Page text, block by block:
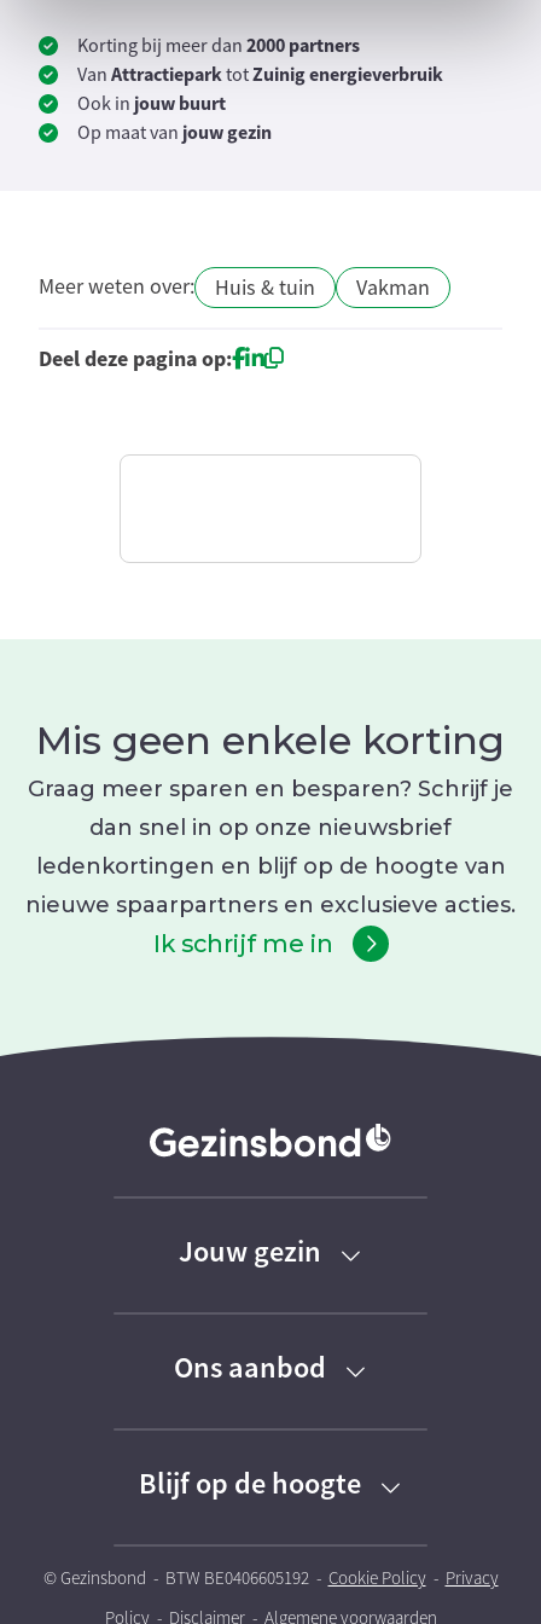
Korting bij meer dan 2000 partners
Van AttractieparktotZuinigenergieverbruik
Ook in jouw buurt
Op maat van jouw gezin
Meer weten over: Huis & tuin Vakman
Deel deze pagina op:
Mis geen enkele korting
Graag meer sparen en besparen? Schrijf je
dan snel in op onze nieuwsbrief
ledenkortingen en blijf op de hoogte van
nieuwe spaarpartners en exclusieve acties.
Ik schrijf me in
Jouw gezin
Baby
Peuter
Tiener
Ons aanbod
Kortingen
Activiteiten
Kinderoppasdienst
Blijf op de hoogte
Schrijf je in voor onze nieuwsbrieven
© Gezinsbond - BTW BE0406605192 - Cookie Policy- Privacy
Policy- Disclaimer- Algemene voorwaarden